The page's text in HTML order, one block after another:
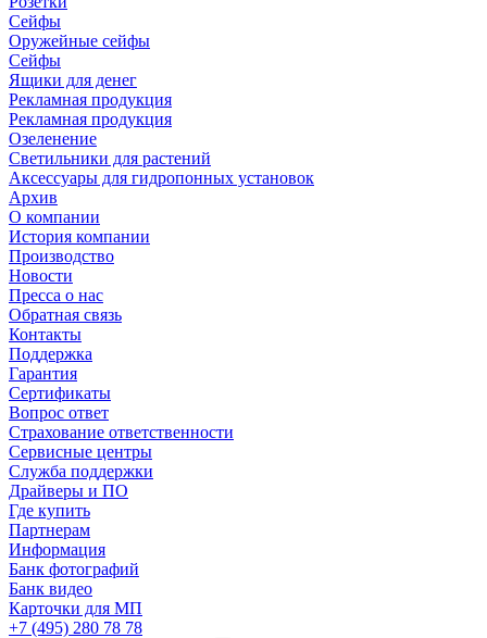
Сейфы
Оружейные сейфы
Сейфы
Ящики для денег
Рекламная продукция
Рекламная продукция
Озеленение
Светильники для растений
Аксессуары для гидропонных установок
Архив
О компании
История компании
Производство
Новости
Пресса о нас
Обратная связь
Контакты
Поддержка
Гарантия
Сертификаты
Вопрос ответ
Страхование ответственности
Сервисные центры
Служба поддержки
Драйверы и ПО
Где купить
Партнерам
Информация
Банк фотографий
Банк видео
Карточки для МП
+7 (495) 280 78 78